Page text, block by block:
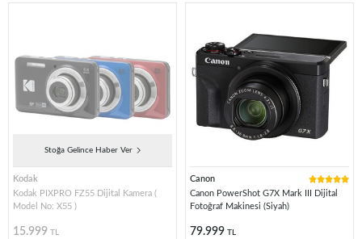
Stoğa Gelince Haber Ver
Kodak
Kodak PIXPRO FZ55 Dijital Kamera (
Model No: X55 )
15.999 TL
Canon
Canon PowerShot G7X Mark III Dijital
Fotoğraf Makinesi (Siyah)
79.999 TL